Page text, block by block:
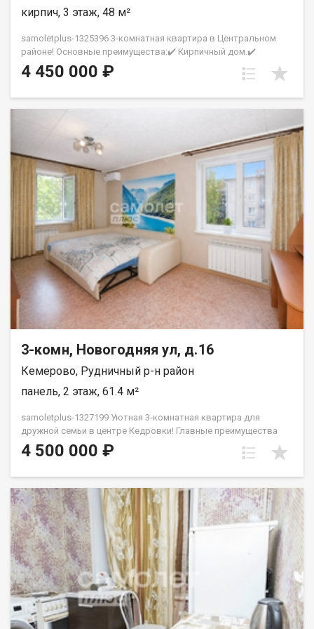
ответить на все ваши вопросы с 9:00 до 21:00​. Гарантия
на рынке недвижимости в городе Кемерово с 2010 года!
Петрухненко Валентина
кирпич, 3 этаж, 48 м²
samoletplus-1325396 3-комнатная квартира в Центральном
районе! Основные преимущества:✔️ Кирпичный дом.✔️
Комфортный 3 этаж из 5.✔️ Удобная планировка с тремя
комнатами.✔️ Просторная кухня.✔️ Пластиковые окна с видом
магазины и супермаркеты;- поликлиника №5;- парк Веры
Волошиной;- кинотеатр «Юбилейный»;- остановки
общественного транспорта.Большая парковка во дворе,
чистый подъезд и спокойные соседи.Звоните, чтобы
договориться о просмотре! АН «СамолётПлюс» на рынке
недвижимости Кемерово с 2010 года. Полное сопровождение
сделки Гарантия юридической чистоты сделки Фомина
Марина
4 450 000 ₽
3-комн, Новогодняя ул, д.16
Кемерово, Рудничный р-н район
панель, 2 этаж, 61.4 м²
samoletplus-1327199 Уютная 3-комнатная квартира для
дружной семьи в центре Кедровки! Главные преимущества
квартиры: Отличная планировка: общая площадь — 61,4 кв.м.
Все комнаты изолированы, окна выходят на две стороны
высоко подниматься, удобно для детей и пожилых людей.
Состояние «заезжай и живи»: квартира в хорошем жилом
состоянии. Установлены современные радиаторы отопления
с регулировкой температуры, качественные стеклопакеты,
установлен кондиционер, санузел раздельный, просторная
прихожая. Покупателям остаются кухонная плита, 2
холодильника, стиральная машина и мебель.Дом панельный,
очень теплый, расположен в тихом и зеленом дворе. Чистый
подъезд, доброжелательные и спокойные соседи. Вся
инфраструктура в 2-5 минутах ходьбы:Школы и детские сады
4 500 000 ₽